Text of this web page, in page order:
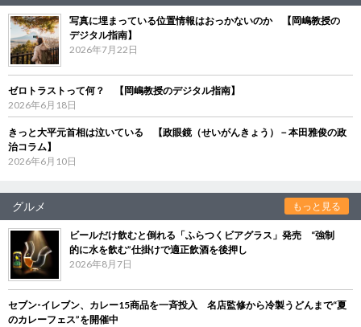
写真に埋まっている位置情報はおっかないのか 【岡嶋教授の
デジタル指南】
2026年7月22日
ゼロトラストって何？ 【岡嶋教授のデジタル指南】
2026年6月18日
きっと大平元首相は泣いている 【政眼鏡（せいがんきょう）－本田雅俊の政
治コラム】
2026年6月10日
グルメ もっと見る
ビールだけ飲むと倒れる「ふらつくビアグラス」発売 “強制
的に水を飲む”仕掛けで適正飲酒を後押し
2026年8月7日
セブン‐イレブン、カレー15商品を一斉投入 名店監修から冷製うどんまで“夏
のカレーフェス”を開催中